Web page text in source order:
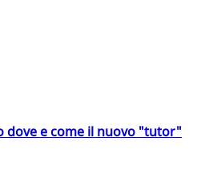
dove e come il nuovo "tutor"